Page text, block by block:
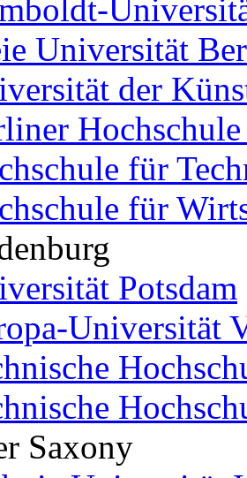
Universität
der
für
für
Potsdam
Universität
Saxony